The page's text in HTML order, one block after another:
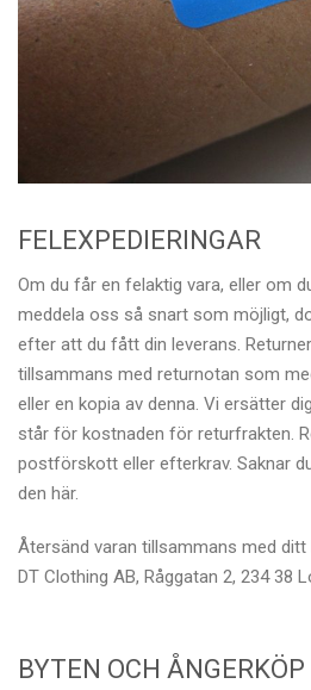
FELEXPEDIERINGAR
Om du får en felaktig vara, eller om
meddela oss så snart som möjligt,
efter att du fått din leverans.
tillsammans med returnotan som
eller en kopia av denna. Vi ersätter
står för kostnaden för returfrakten.
postförskott eller efterkrav. Saknar
den här.
Återsänd varan tillsammans med
DT Clothing AB, Råggatan 2, 234 38
BYTEN OCH ÅNGERKÖP